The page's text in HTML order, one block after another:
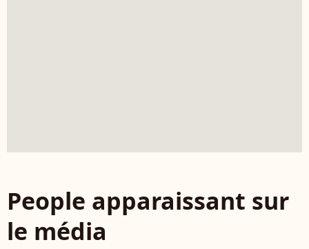
People apparaissant sur
le média